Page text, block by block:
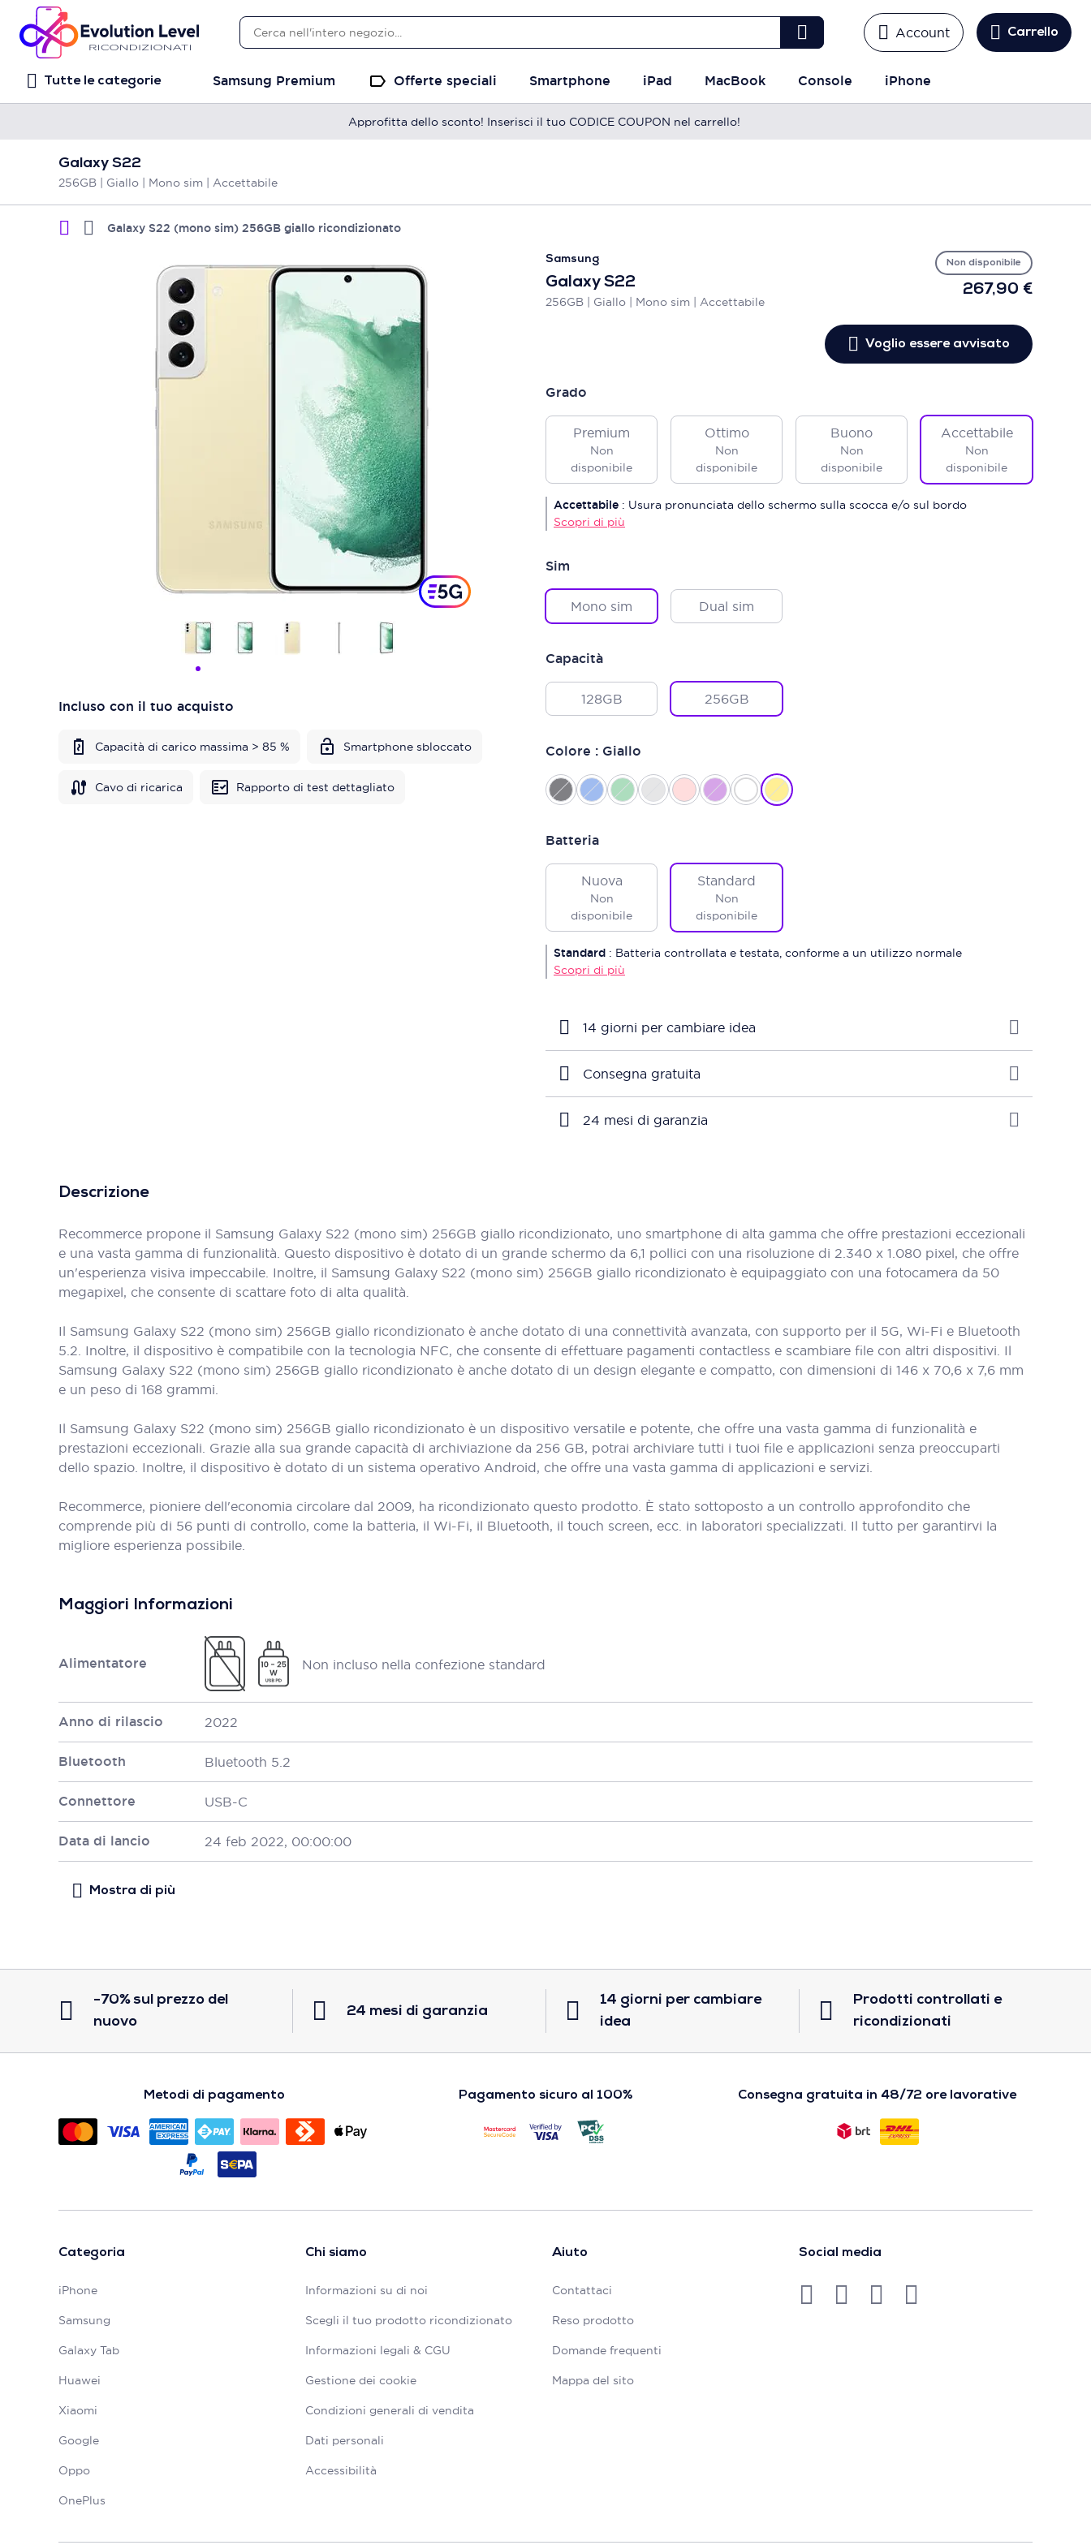
Account Carrello
Tutte le categorie Samsung Premium Offerte speciali Smartphone iPad MacBook Console iPhone
Approfitta dello sconto! Inserisci il tuo CODICE COUPON nel carrello!
Galaxy S22
256GB | Giallo | Mono sim | Accettabile
Galaxy S22 (mono sim) 256GB giallo ricondizionato
Samsung
Galaxy S22
256GB | Giallo | Mono sim | Accettabile
Non disponibile
Incluso con il tuo acquisto
Capacità di carico massima > 85 % Smartphone sbloccato
Cavo di ricarica Rapporto di test dettagliato
267,90 €
Voglio essere avvisato
Grado
Premium
Non
disponibile
Ottimo
Non
disponibile
Buono
Non
disponibile
Accettabile
Non
disponibile
Accettabile : Usura pronunciata dello schermo sulla scocca e/o sul bordo
Scopri di più
Sim
Mono sim Dual sim
Capacità
128GB 256GB
Colore : Giallo
Batteria
Nuova
Non
disponibile
Standard
Non
disponibile
Standard : Batteria controllata e testata, conforme a un utilizzo normale
Scopri di più
14 giorni per cambiare idea
Consegna gratuita
24 mesi di garanzia
Descrizione
Recommerce propone il Samsung Galaxy S22 (mono sim) 256GB giallo ricondizionato, uno smartphone di alta gamma che offre prestazioni eccezionali
e una vasta gamma di funzionalità. Questo dispositivo è dotato di un grande schermo da 6,1 pollici con una risoluzione di 2.340 x 1.080 pixel, che offre
un'esperienza visiva impeccabile. Inoltre, il Samsung Galaxy S22 (mono sim) 256GB giallo ricondizionato è equipaggiato con una fotocamera da 50
megapixel, che consente di scattare foto di alta qualità.
Il Samsung Galaxy S22 (mono sim) 256GB giallo ricondizionato è anche dotato di una connettività avanzata, con supporto per il 5G, Wi-Fi e Bluetooth
5.2. Inoltre, il dispositivo è compatibile con la tecnologia NFC, che consente di effettuare pagamenti contactless e scambiare file con altri dispositivi. Il
Samsung Galaxy S22 (mono sim) 256GB giallo ricondizionato è anche dotato di un design elegante e compatto, con dimensioni di 146 x 70,6 x 7,6 mm
e un peso di 168 grammi.
Il Samsung Galaxy S22 (mono sim) 256GB giallo ricondizionato è un dispositivo versatile e potente, che offre una vasta gamma di funzionalità e
prestazioni eccezionali. Grazie alla sua grande capacità di archiviazione da 256 GB, potrai archiviare tutti i tuoi file e applicazioni senza preoccuparti
dello spazio. Inoltre, il dispositivo è dotato di un sistema operativo Android, che offre una vasta gamma di applicazioni e servizi.
Recommerce, pioniere dell'economia circolare dal 2009, ha ricondizionato questo prodotto. È stato sottoposto a un controllo approfondito che
comprende più di 56 punti di controllo, come la batteria, il Wi-Fi, il Bluetooth, il touch screen, ecc. in laboratori specializzati. Il tutto per garantirvi la
migliore esperienza possibile.
Maggiori Informazioni
Alimentatore Non incluso nella confezione standard
Anno di rilascio 2022
Bluetooth Bluetooth 5.2
Connettore USB-C
Data di lancio 24 feb 2022, 00:00:00
-70% sul prezzo del
nuovo
24 mesi di garanzia
14 giorni per cambiare
idea
Prodotti controllati e
ricondizionati
Metodi di pagamento Pagamento sicuro al 100% Consegna gratuita in 48/72 ore lavorative
Categoria
iPhone
Samsung
Galaxy Tab
Huawei
Xiaomi
Google
Oppo
OnePlus
Chi siamo
Informazioni su di noi
Scegli il tuo prodotto ricondizionato
Informazioni legali & CGU
Gestione dei cookie
Condizioni generali di vendita
Dati personali
Accessibilità
Aiuto
Contattaci
Reso prodotto
Domande frequenti
Mappa del sito
Social media